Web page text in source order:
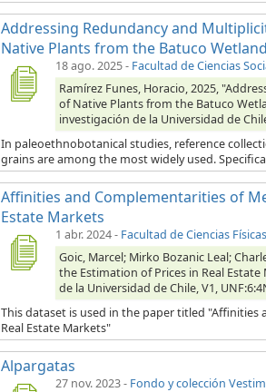
Addressing Redundancy and
Native Plants from the Batuco
18 ago. 2025- Facultad de Ciencias
Ramírez Funes, Horacio, 2025,
of Native Plants from the Batuco
investigación de la Universidad de
In paleoethnobotanical studies, reference
grains are among the most widely used.
Affinities and Complementarities of
Estate Markets
1 abr. 2024- Facultad de Ciencias
Goic, Marcel; Mirko Bozanic Leal;
the Estimation of Prices in Real Estate
de la Universidad de Chile, V1,
This dataset is used in the paper titled
Real Estate Markets"
Alpargatas
27 nov. 2023- Fondo y colección